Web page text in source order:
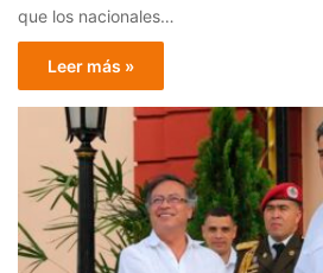
que los nacionales…
Leer más »